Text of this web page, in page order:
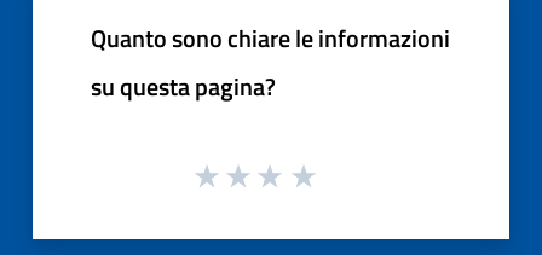
Quanto sono chiare le informazioni
su questa pagina?